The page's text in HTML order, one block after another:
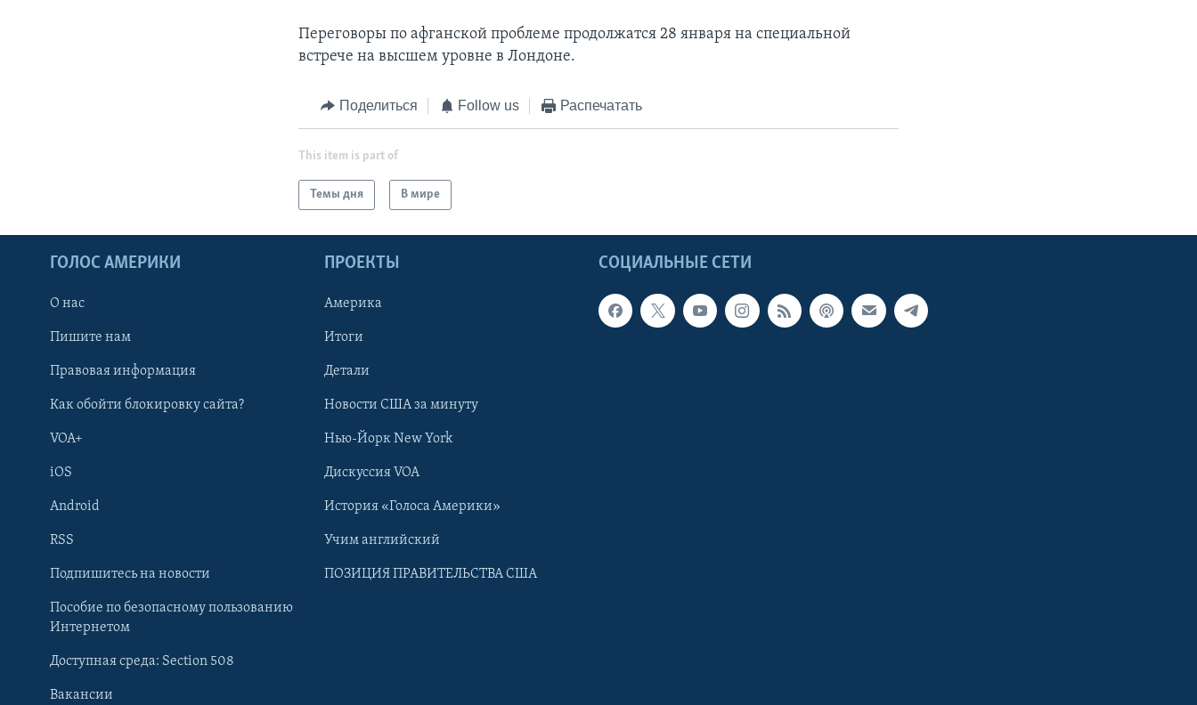
Learning English
Переговоры по афганской проблеме продолжатся 28 января на специальной
встрече на высшем уровне в Лондоне.
Поделиться Follow us Распечатать
This item is part of
Темы дня В мире
СОЦИАЛЬНЫЕ СЕТИ
ГОЛОС АМЕРИКИ
О нас
Пишите нам
Правовая информация
Как обойти блокировку сайта?
VOA+
iOS
Android
RSS
Подпишитесь на новости
Пособие по безопасному пользованию
Интернетом
Доступная среда: Section 508
Вакансии
ПРОЕКТЫ
Америка
Итоги
Детали
Новости США за минуту
Нью-Йорк New York
Дискуссия VOA
История «Голоса Америки»
Учим английский
ПОЗИЦИЯ ПРАВИТЕЛЬСТВА США